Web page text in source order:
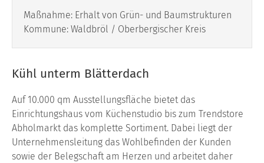
Maßnahme: Erhalt von Grün- und Baumstrukturen
Kommune: Waldbröl / Oberbergischer Kreis
Kühl unterm Blätterdach
Auf 10.000 qm Ausstellungsfläche bietet das
Einrichtungshaus vom Küchenstudio bis zum Trendstore
Abholmarkt das komplette Sortiment. Dabei liegt der
Unternehmensleitung das Wohlbefinden der Kunden
sowie der Belegschaft am Herzen und arbeitet daher